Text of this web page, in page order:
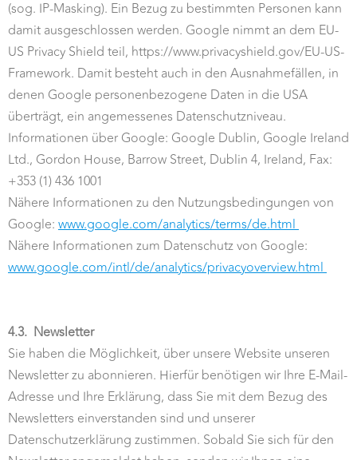
(sog. IP-Masking). Ein Bezug zu bestimmten Personen kann
damit ausgeschlossen werden. Google nimmt an dem EU-
US Privacy Shield teil, https://www.privacyshield.gov/EU-US-
Framework. Damit besteht auch in den Ausnahmefällen, in
denen Google personenbezogene Daten in die USA
überträgt, ein angemessenes Datenschutzniveau.
Informationen über Google: Google Dublin, Google Ireland
Ltd., Gordon House, Barrow Street, Dublin 4, Ireland, Fax:
+353 (1) 436 1001
Nähere Informationen zu den Nutzungsbedingungen von
Google: www.google.com/analytics/terms/de.html
Nähere Informationen zum Datenschutz von Google:
www.google.com/intl/de/analytics/privacyoverview.html
4.3. Newsletter
Sie haben die Möglichkeit, über unsere Website unseren
Newsletter zu abonnieren. Hierfür benötigen wir Ihre E-Mail-
Adresse und Ihre Erklärung, dass Sie mit dem Bezug des
Newsletters einverstanden sind und unserer
Datenschutzerklärung zustimmen. Sobald Sie sich für den